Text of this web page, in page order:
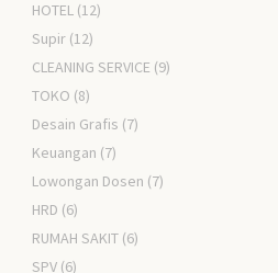
HOTEL (12)
Supir (12)
CLEANING SERVICE (9)
TOKO (8)
Desain Grafis (7)
Keuangan (7)
Lowongan Dosen (7)
HRD (6)
RUMAH SAKIT (6)
SPV (6)